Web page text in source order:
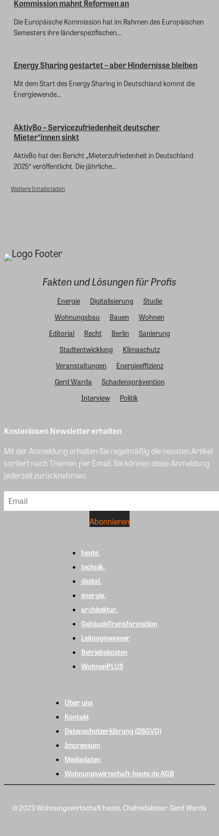
Kommission mahnt Reformen an
Die Europäische Kommission hat im Rahmen des Europäischen
Semesters ihre länderspezifischen...
Energy Sharing gestartet – aber Hindernisse bleiben
Mit dem Start des Energy Sharing in Deutschland kommt die
Energiewende...
AktivBo – Servicezufriedenheit deutscher
Mieter*innen sinkt
AktivBo hat den Bericht „Mieterzufriedenheit in Deutschland
2025“ veröffentlicht. Die jährliche...
Weitere Inhalte laden
Fakten und Lösungen für Profis
Energie Digitalisierung
Studie
Wohnungsbau
Bauen
Wohnen
Editorial
Recht Berlin
Sanierung
Stadtentwicklung
Klimaschutz
Veranstaltungen
Energieeffizienz
Gerd Warda
Schadensprävention
Interview
Politik
Kostenlosen Newsletter erhalten
Mit der Anmeldung erhalten Sie regelmäßig die neusten Artikel
sortiert nach Themen per Email. Sie können diese Anmeldung
jederzeit zurücknehmen.
heute.
technik.
digital.
energie.
architektur.
GebäudeTransformation
Leitungswasser
Betriebskosten
WohnenPLUS
Über uns
Kontakt
Datenschutzerklärung (DSGVO)
Impressum
Mediadaten
Wohnungswirtschaft-heute.de AGB
© 2023 Wohnungswirtschaft heute, Chefredakteur: Gerd Warda